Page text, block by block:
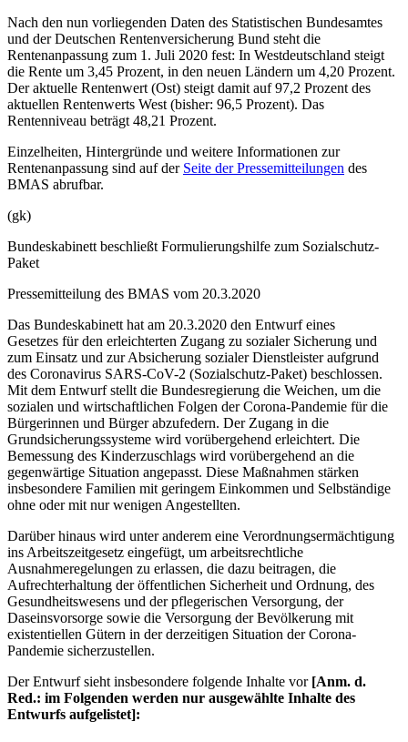
Nach den nun vorliegenden Daten des Statistischen Bundesamtes
und der Deutschen Rentenversicherung Bund steht die
Rentenanpassung zum 1. Juli 2020 fest: In Westdeutschland steigt
die Rente um 3,45 Prozent, in den neuen Ländern um 4,20 Prozent.
Der aktuelle Rentenwert (Ost) steigt damit auf 97,2 Prozent des
aktuellen Rentenwerts West (bisher: 96,5 Prozent). Das
Rentenniveau beträgt 48,21 Prozent.
Einzelheiten, Hintergründe und weitere Informationen zur
Rentenanpassung sind auf der Seite der Pressemitteilungen des
BMAS abrufbar.
(gk)
Bundeskabinett beschließt Formulierungshilfe zum Sozialschutz-
Paket
Pressemitteilung des BMAS vom 20.3.2020
Das Bundeskabinett hat am 20.3.2020 den Entwurf eines
Gesetzes für den erleichterten Zugang zu sozialer Sicherung und
zum Einsatz und zur Absicherung sozialer Dienstleister aufgrund
des Coronavirus SARS-CoV-2 (Sozialschutz-Paket) beschlossen.
Mit dem Entwurf stellt die Bundesregierung die Weichen, um die
sozialen und wirtschaftlichen Folgen der Corona-Pandemie für die
Bürgerinnen und Bürger abzufedern. Der Zugang in die
Grundsicherungssysteme wird vorübergehend erleichtert. Die
Bemessung des Kinderzuschlags wird vorübergehend an die
gegenwärtige Situation angepasst. Diese Maßnahmen stärken
insbesondere Familien mit geringem Einkommen und Selbständige
ohne oder mit nur wenigen Angestellten.
Darüber hinaus wird unter anderem eine Verordnungsermächtigung
ins Arbeitszeitgesetz eingefügt, um arbeitsrechtliche
Ausnahmeregelungen zu erlassen, die dazu beitragen, die
Aufrechterhaltung der öffentlichen Sicherheit und Ordnung, des
Gesundheitswesens und der pflegerischen Versorgung, der
Daseinsvorsorge sowie die Versorgung der Bevölkerung mit
existentiellen Gütern in der derzeitigen Situation der Corona-
Pandemie sicherzustellen.
Der Entwurf sieht insbesondere folgende Inhalte vor [Anm. d.
Red.: im Folgenden werden nur ausgewählte Inhalte des
Entwurfs aufgelistet]: